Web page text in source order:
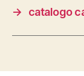
→
catalogo